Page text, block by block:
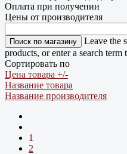
Оплата при получении
Цены от производителя
Leave the
products, or enter a search
Сортировать по
Цена товара +/-
Название товара
Название производителя
1
2